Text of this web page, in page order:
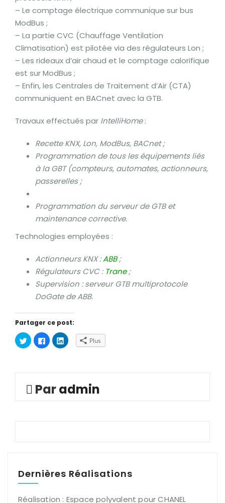
– Le comptage électrique communique sur bus
ModBus ;
– La partie CVC (Chauffage Ventilation
Climatisation) est pilotée via des régulateurs Lon ;
– Les rideaux d’air chaud et le comptage calorifique
est sur ModBus ;
– Enfin, les Centrales de Traitement d’Air (CTA)
communiquent en BACnet avec la GTB.
Travaux effectués par IntelliHome:
Recette KNX, Lon, ModBus, BACnet ;
Programmation de tous les équipements liés
à la GBT (compteurs, automates, actionneurs,
passerelles ;
Programmation du serveur de GTB et
maintenance corrective.
Technologies employées :
Actionneurs KNX :ABB;
Régulateurs CVC : Trane;
Supervision : serveur GTB multiprotocole
DoGate de ABB.
Partager ce post:
Cliquez
pour
partager
fenêtre)
Cliquez
pour
partager
fenêtre)
Cliquez
pour
fenêtre)
Plus
Paradmin
Dernières Réalisations
Réalisation : Espace polyvalent pour CHANEL